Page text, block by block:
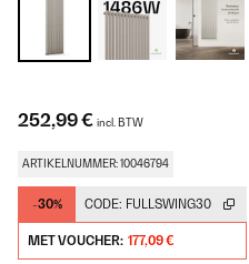
252,99 € incl. BTW
ARTIKELNUMMER: 10046794
-30% CODE: FULLSWING30
MET VOUCHER: 177,09 €